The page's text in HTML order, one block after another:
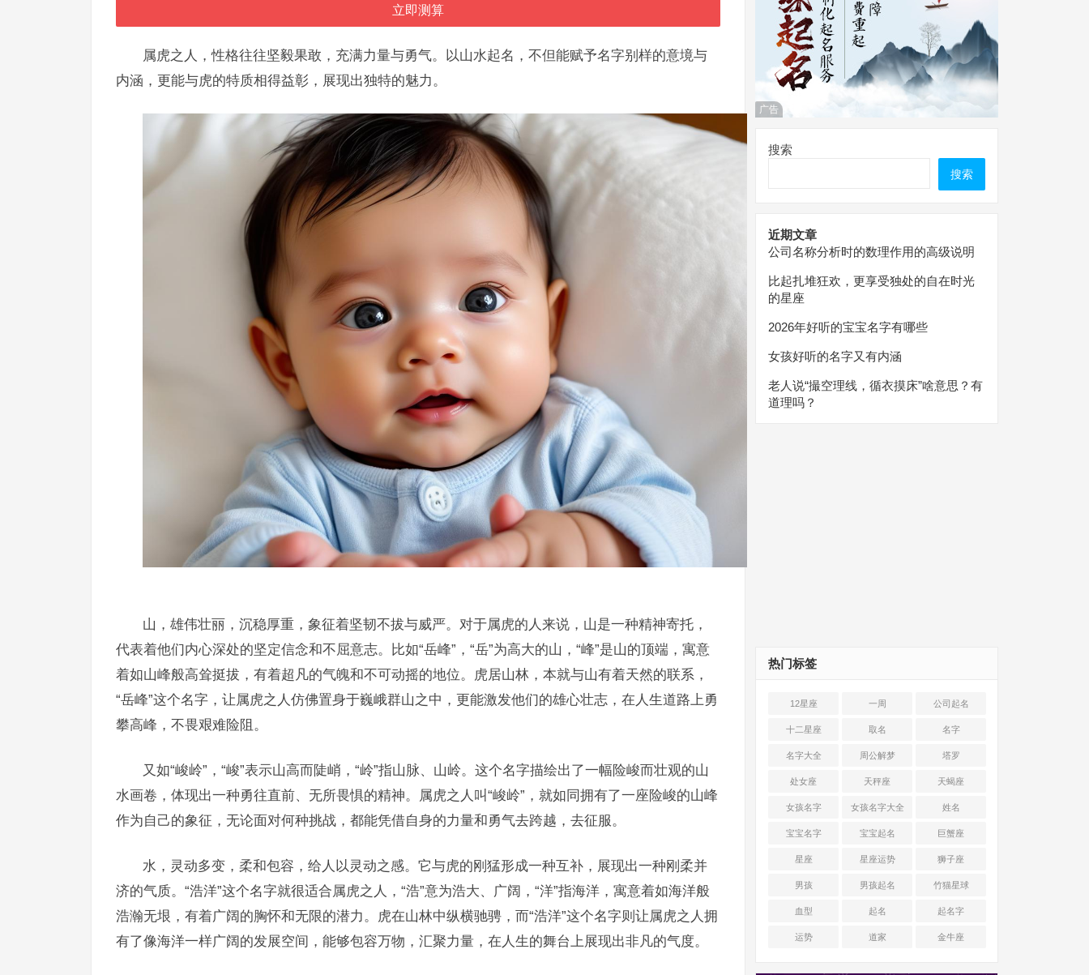
属虎之人，性格往往坚毅果敢，充满力量与勇气。以山水起名，不但能赋予名字别样的意境与
内涵，更能与虎的特质相得益彰，展现出独特的魅力。
山，雄伟壮丽，沉稳厚重，象征着坚韧不拔与威严。对于属虎的人来说，山是一种精神寄托，
代表着他们内心深处的坚定信念和不屈意志。比如“岳峰”，“岳”为高大的山，“峰”是山的顶端，寓意
着如山峰般高耸挺拔，有着超凡的气魄和不可动摇的地位。虎居山林，本就与山有着天然的联系，
“岳峰”这个名字，让属虎之人仿佛置身于巍峨群山之中，更能激发他们的雄心壮志，在人生道路上勇
攀高峰，不畏艰难险阻。
又如“峻岭”，“峻”表示山高而陡峭，“岭”指山脉、山岭。这个名字描绘出了一幅险峻而壮观的山
水画卷，体现出一种勇往直前、无所畏惧的精神。属虎之人叫“峻岭”，就如同拥有了一座险峻的山峰
作为自己的象征，无论面对何种挑战，都能凭借自身的力量和勇气去跨越，去征服。
水，灵动多变，柔和包容，给人以灵动之感。它与虎的刚猛形成一种互补，展现出一种刚柔并
济的气质。“浩洋”这个名字就很适合属虎之人，“浩”意为浩大、广阔，“洋”指海洋，寓意着如海洋般
浩瀚无垠，有着广阔的胸怀和无限的潜力。虎在山林中纵横驰骋，而“浩洋”这个名字则让属虎之人拥
有了像海洋一样广阔的发展空间，能够包容万物，汇聚力量，在人生的舞台上展现出非凡的气度。
广告
搜索
搜索
近期文章
公司名称分析时的数理作用的高级说明
比起扎堆狂欢，更享受独处的自在时光
的星座
2026年好听的宝宝名字有哪些
女孩好听的名字又有内涵
老人说“撮空理线，循衣摸床”啥意思？有
道理吗？
热门标签
12星座 一周 公司起名
十二星座 取名 名字
名字大全 周公解梦 塔罗
处女座 天秤座 天蝎座
女孩名字 女孩名字大全 姓名
宝宝名字 宝宝起名 巨蟹座
星座 星座运势 狮子座
男孩 男孩起名 竹猫星球
血型 起名 起名字
运势 道家 金牛座